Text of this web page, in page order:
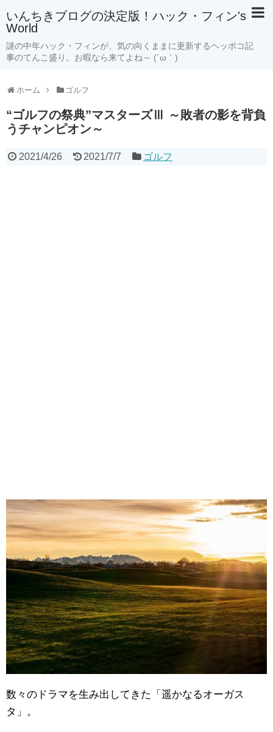
いんちきブログの決定版！ハック・フィン's
World
謎の中年ハック・フィンが、気の向くままに更新するヘッポコ記
事のてんこ盛り。お暇なら来てよね～ (´ω｀)
ホーム ゴルフ
“ゴルフの祭典”マスターズⅢ ～敗者の影を背負
うチャンピオン～
2021/4/26 2021/7/7 ゴルフ
数々のドラマを生み出してきた「遥かなるオーガス
タ」。